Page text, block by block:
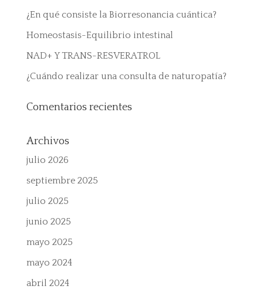
¿En qué consiste la Biorresonancia cuántica?
Homeostasis-Equilibrio intestinal
NAD+ Y TRANS-RESVERATROL
¿Cuándo realizar una consulta de naturopatía?
Comentarios recientes
Archivos
julio 2026
septiembre 2025
julio 2025
junio 2025
mayo 2025
mayo 2024
abril 2024